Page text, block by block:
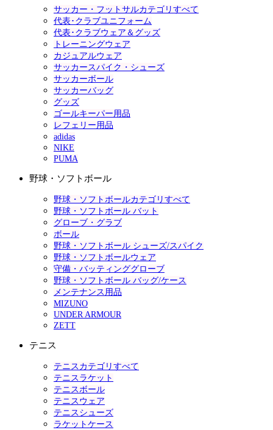
サッカー・フットサルカテゴリすべて
代表･クラブユニフォーム
代表･クラブウェア＆グッズ
トレーニングウェア
カジュアルウェア
サッカースパイク・シューズ
サッカーボール
サッカーバッグ
グッズ
ゴールキーパー用品
レフェリー用品
adidas
NIKE
PUMA
野球・ソフトボール
野球・ソフトボールカテゴリすべて
野球・ソフトボール バット
グローブ・グラブ
ボール
野球・ソフトボール シューズ/スパイク
野球・ソフトボールウェア
守備・バッティンググローブ
野球・ソフトボール バッグ/ケース
メンテナンス用品
MIZUNO
UNDER ARMOUR
ZETT
テニス
テニスカテゴリすべて
テニスラケット
テニスボール
テニスウェア
テニスシューズ
ラケットケース